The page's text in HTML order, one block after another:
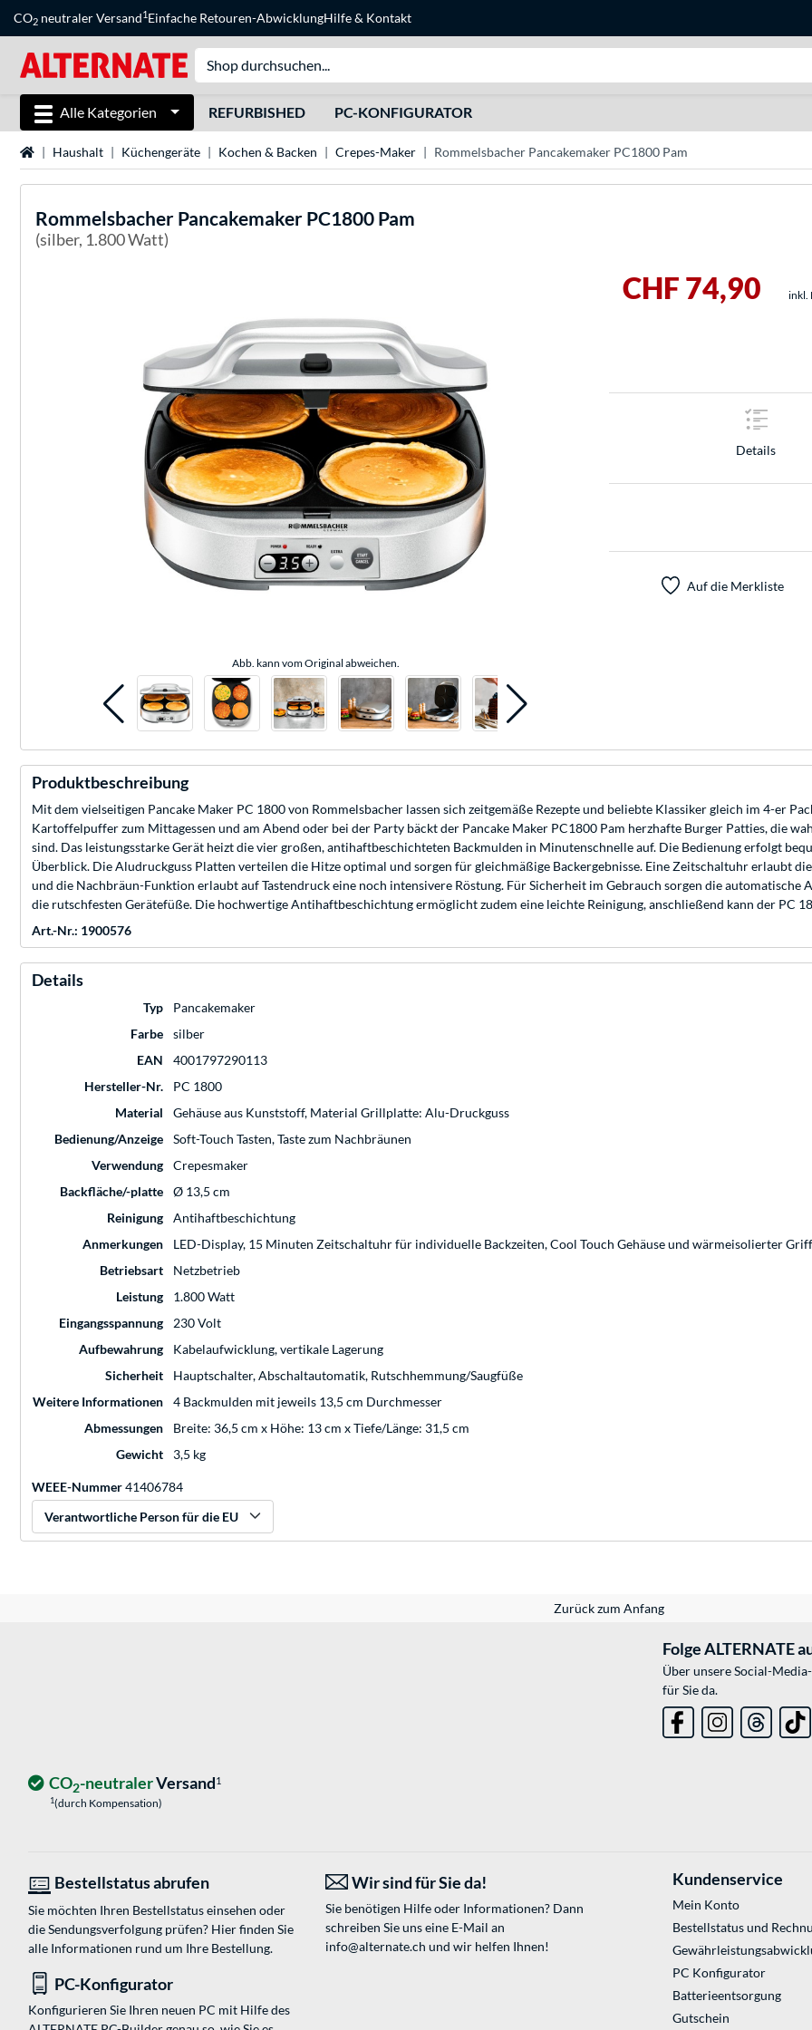
CO2 neutraler Versand1Einfache Retouren-AbwicklungHilfe& Kontakt
Alle Kategorien REFURBISHED PC-KONFIGURATOR
StartseiteHaushalt Küchengeräte Kochen & Backen Crepes-Maker Rommelsbacher Pancakemaker PC1800 Pam
Rommelsbacher Pancakemaker PC1800 Pam
(silber, 1.800 Watt)
Abb. kann vom Original abweichen.
CHF 74,90 inkl.
Details
Auf die Merkliste
Produktbeschreibung
Mit dem vielseitigen Pancake Maker PC 1800 von Rommelsbacher lassen sich zeitgemäße Rezepte und beliebte Klassiker gleich im 4-er
Kartoffelpuffer zum Mittagessen und am Abend oder bei der Party bäckt der Pancake Maker PC1800 Pam herzhafte Burger Patties, die
sind. Das leistungsstarke Gerät heizt die vier großen, antihaftbeschichteten Backmulden in Minutenschnelle auf. Die Bedienung erfolgt
Überblick. Die Aludruckguss Platten verteilen die Hitze optimal und sorgen für gleichmäßige Backergebnisse. Eine Zeitschaltuhr erlaubt
und die Nachbräun-Funktion erlaubt auf Tastendruck eine noch intensivere Röstung. Für Sicherheit im Gebrauch sorgen die automatische
die rutschfesten Gerätefüße. Die hochwertige Antihaftbeschichtung ermöglicht zudem eine leichte Reinigung, anschließend kann der PC
Art.-Nr.: 1900576
Details
Typ
Pancakemaker
Farbe
silber
EAN
4001797290113
Hersteller-Nr.
PC 1800
Material
Gehäuse aus Kunststoff, Material Grillplatte: Alu-Druckguss
Bedienung/Anzeige
Soft-Touch Tasten, Taste zum Nachbräunen
Verwendung
Crepesmaker
Backfläche/-platte
Ø 13,5 cm
Reinigung
Antihaftbeschichtung
Anmerkungen
LED-Display, 15 Minuten Zeitschaltuhr für individuelle Backzeiten, Cool Touch Gehäuse und wärmeisolierter Griff
Betriebsart
Netzbetrieb
Leistung
1.800 Watt
Eingangsspannung
230 Volt
Aufbewahrung
Kabelaufwicklung, vertikale Lagerung
Sicherheit
Hauptschalter, Abschaltautomatik, Rutschhemmung/Saugfüße
Weitere Informationen
4 Backmulden mit jeweils 13,5 cm Durchmesser
Abmessungen
Breite: 36,5 cm x Höhe: 13 cm x Tiefe/Länge: 31,5 cm
Gewicht
3,5 kg
WEEE-Nummer41406784
Verantwortliche Person für die EU
Zurück zum Anfang
Folge ALTERNATE
Über unsere Social-
für Sie da.
CO2-neutralerVersand1
1(durch Kompensation)
Bestellstatus abrufen
Sie möchten Ihren Bestellstatus einsehen oder
die Sendungsverfolgung prüfen? Hier finden Sie
alle Informationen rund um Ihre Bestellung.
Wir sind für Sie da!
Sie benötigen Hilfe oder Informationen? Dann
schreiben Sie uns eine E-Mail an
info@alternate.ch und wir helfen Ihnen!
PC-Konfigurator
Konfigurieren Sie Ihren neuen PC mit Hilfe des
Kundenservice
Mein Konto
Bestellstatus und
PC Konfigurator
Batterieentsorgung
Gutschein